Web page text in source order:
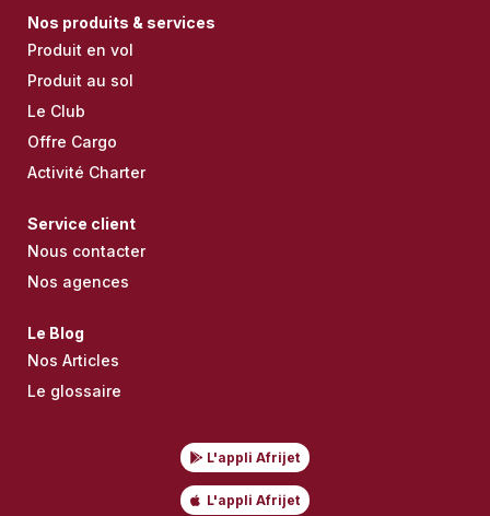
Nos produits & services
Produit en vol
Produit au sol
Le Club
Offre Cargo
Activité Charter
Service client
Nous contacter
Nos agences
Le Blog
Nos Articles
Le glossaire
L'appli Afrijet
L'appli Afrijet